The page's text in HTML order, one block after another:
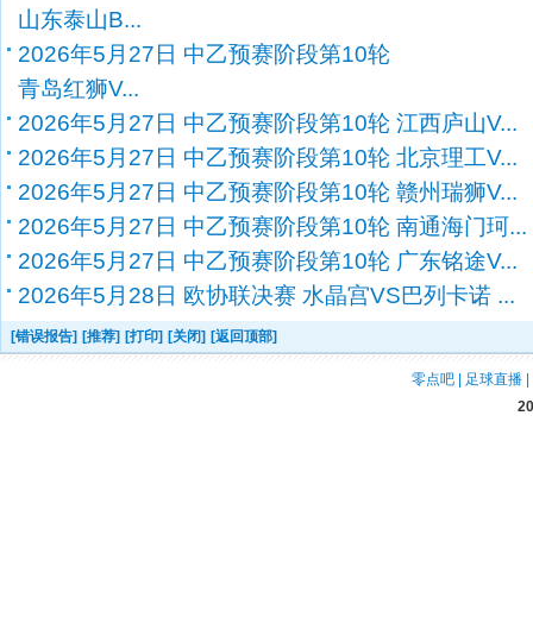
山东泰山B...
2026年5月27日 中乙预赛阶段第10轮
青岛红狮V...
2026年5月27日 中乙预赛阶段第10轮 江西庐山V...
2026年5月27日 中乙预赛阶段第10轮 北京理工V...
2026年5月27日 中乙预赛阶段第10轮 赣州瑞狮V...
2026年5月27日 中乙预赛阶段第10轮 南通海门珂...
2026年5月27日 中乙预赛阶段第10轮 广东铭途V...
2026年5月28日 欧协联决赛 水晶宫VS巴列卡诺 ...
[错误报告] [推荐] [打印] [关闭] [返回顶部]
零点吧 | 足球直播 |